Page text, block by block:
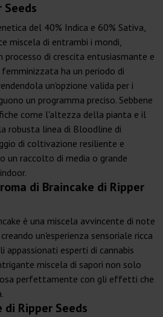
Seeds
del 40% Indica e 60% Sativa,
miscela di entrambi i mondi,
di crescita entusiasmante e
ha un periodo di
un'opzione valida per i
un programma preciso. Sebbene
come l'altezza della pianta e il
robusta linea di Bloodline di
di coltivazione resiliente e
un raccolto di media o grande
di Braincake di Ripper
è una miscela avvincente di note
un'esperienza sensoriale ricca
appassionati esperti di cannabis
miscela di sapori non solo
perfettamente con gli effetti che
Ripper Seeds